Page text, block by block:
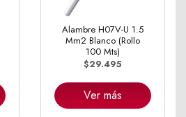
Alambre H07V-U 1.5
Mm2 Blanco (Rollo
100 Mts)
$29.495
Ver más